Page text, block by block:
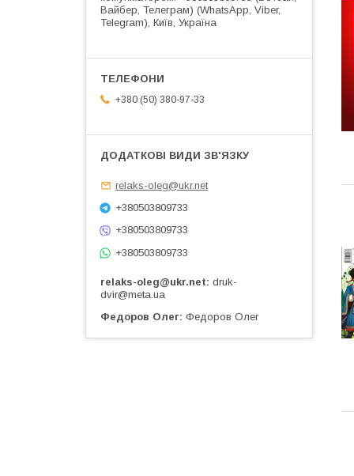
Вайбер, Телеграм) (WhatsApp, Viber,
Telegram), Київ, Україна
+380 (50) 380-97-33
relaks-oleg@ukr.net
+380503809733
+380503809733
+380503809733
relaks-oleg@ukr.net druk-
dvir@meta.ua
Федоров Олег Федоров Олег